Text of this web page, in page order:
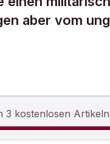
aber vom
3 kostenlosen